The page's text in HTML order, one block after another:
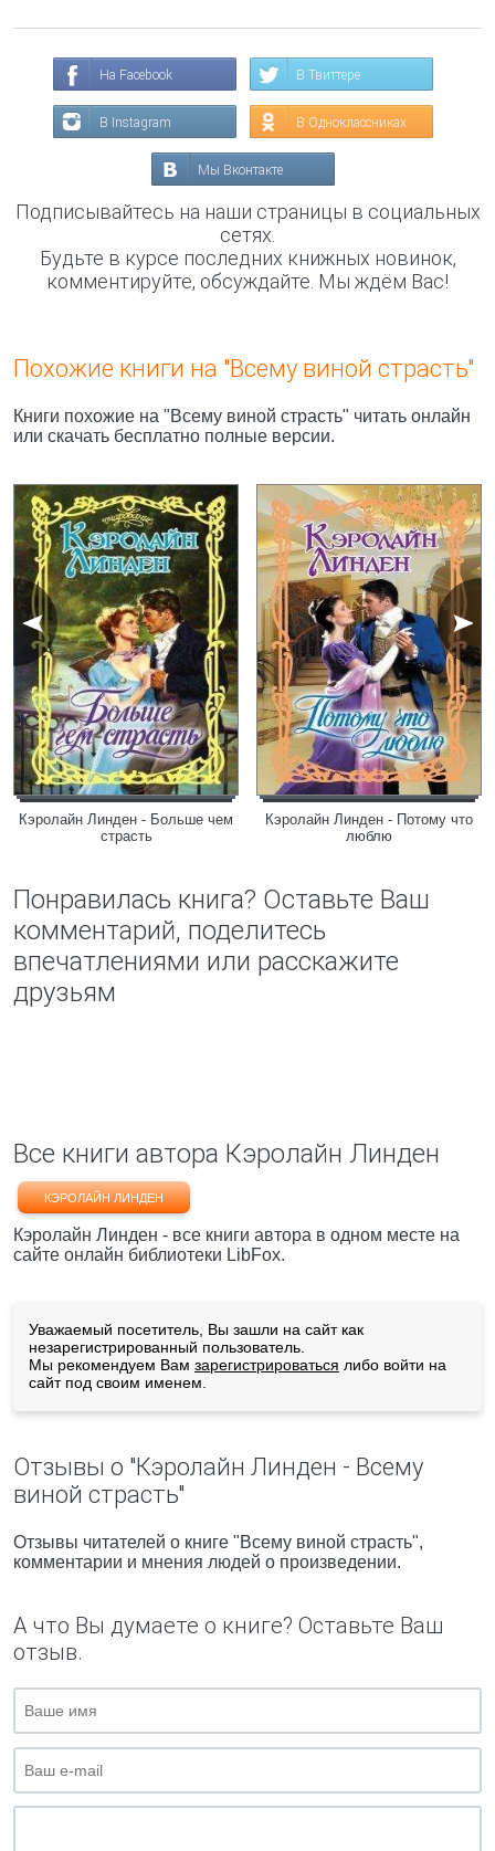
На Facebook В Твиттере
В Instagram В Одноклассниках
Мы Вконтакте
Подписывайтесь на наши страницы в социальных
сетях.
Будьте в курсе последних книжных новинок,
комментируйте, обсуждайте. Мы ждём Вас!
Похожие книги на "Всему виной страсть"
Книги похожие на "Всему виной страсть" читать онлайн
или скачать бесплатно полные версии.
Кэролайн Линден - Больше чем
страсть
Кэролайн Линден - Потому что
люблю
Понравилась книга? Оставьте Ваш
комментарий, поделитесь
впечатлениями или расскажите
друзьям
Все книги автора Кэролайн Линден
КЭРОЛАЙН ЛИНДЕН
Кэролайн Линден - все книги автора в одном месте на
сайте онлайн библиотеки LibFox.
Уважаемый посетитель, Вы зашли на сайт как
незарегистрированный пользователь.
Мы рекомендуем Вам зарегистрироваться либо войти на
сайт под своим именем.
Отзывы о "Кэролайн Линден - Всему
виной страсть"
Отзывы читателей о книге "Всему виной страсть",
комментарии и мнения людей о произведении.
А что Вы думаете о книге? Оставьте Ваш
отзыв.